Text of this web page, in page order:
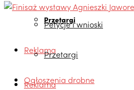
Przetargi
Reklama
Ogłoszenia drobne
Petycje i wnioski
Przetargi
Reklama